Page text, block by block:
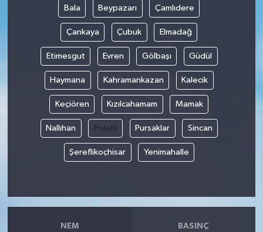
Bala Beypazarı Çamlıdere
Çankaya Çubuk Elmadağ
Etimesgut Evren Gölbaşı Güdül
Haymana Kahramankazan Kalecik
Keçiören Kızılcahamam Mamak
Nallıhan Polatlı Pursaklar Sincan
Şereflikoçhisar Yenimahalle
NEM BASINÇ